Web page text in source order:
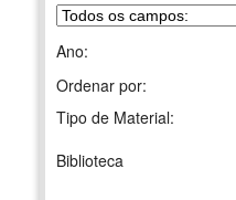
Ano:
Ordenar por:
Tipo de Material:
Biblioteca